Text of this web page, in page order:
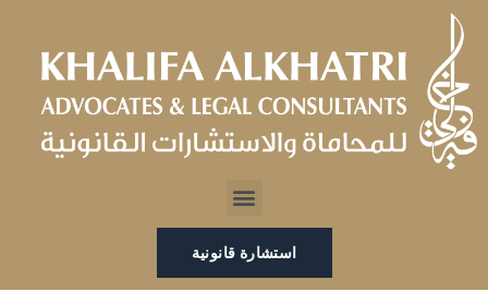
تخطي
المحتوى
Menu
استشارة قانونية